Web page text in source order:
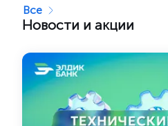
Новости и акции
Все